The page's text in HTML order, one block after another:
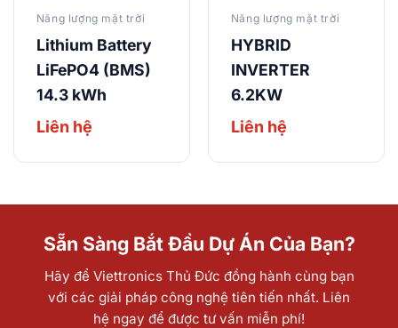
Năng lượng mặt trời
Lithium Battery
LiFePO4 (BMS)
14.3 kWh
Liên hệ
Năng lượng mặt trời
HYBRID
INVERTER
6.2KW
Liên hệ
Sẵn Sàng Bắt Đầu Dự Án Của Bạn?
Hãy để Viettronics Thủ Đức đồng hành cùng bạn
với các giải pháp công nghệ tiên tiến nhất. Liên
hệ ngay để được tư vấn miễn phí!